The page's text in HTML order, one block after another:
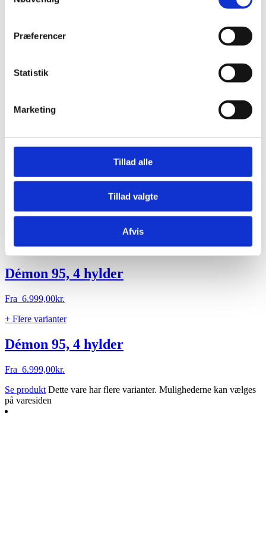
Præferencer
Statistik
Marketing
Tillad alle
Tillad valgte
Afvis
Gubi
Démon 95, 4 hylder
Fra 6.999,00kr.
+ Flere varianter
Démon 95, 4 hylder
Fra 6.999,00kr.
Se produkt Dette vare har flere varianter. Mulighederne kan vælges
på varesiden